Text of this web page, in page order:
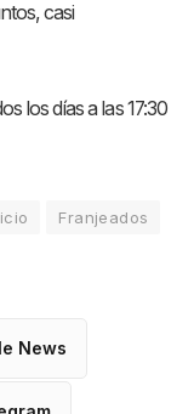
casi
los días a las 17:30
Franjeados
News